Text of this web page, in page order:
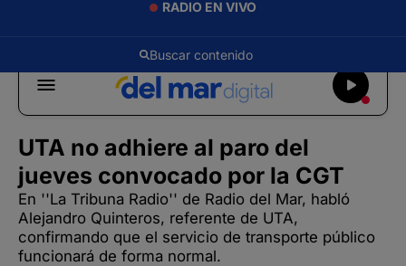
RADIO EN VIVO
UTA no adhiere al paro del
jueves convocado por la CGT
En ''La Tribuna Radio'' de Radio del Mar, habló
Alejandro Quinteros, referente de UTA,
confirmando que el servicio de transporte público
funcionará de forma normal.